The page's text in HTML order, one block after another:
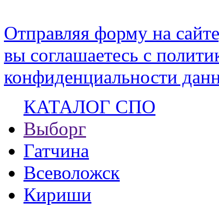
Отправляя форму на
вы соглашаетесь с
конфиденциальности
КАТАЛОГ СПО
Выборг
Гатчина
Всеволожск
Кириши